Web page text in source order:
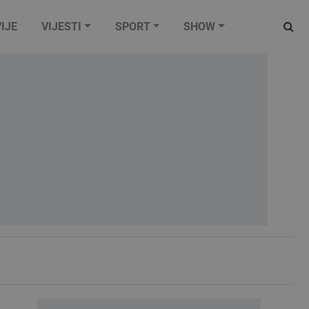
VIJESTI SPORT SHOW